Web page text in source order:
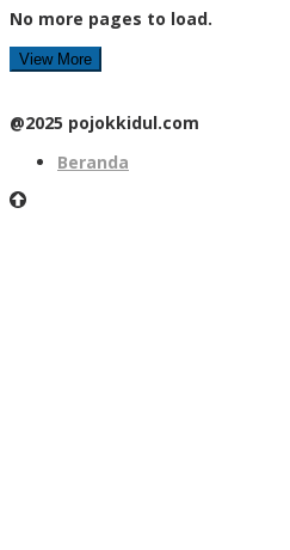
No more pages to load.
View More
@2025 pojokkidul.com
Beranda